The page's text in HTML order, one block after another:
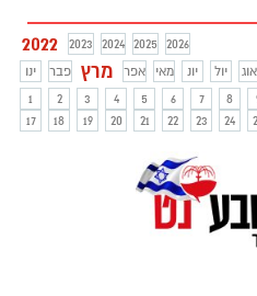
2022 2023 2024 2025
2026
ינו
פבר מרץ אפר מאי יונ יול אוג
1
2 3 4 5 6 7 8
17
18 19 20 21 22 23 24